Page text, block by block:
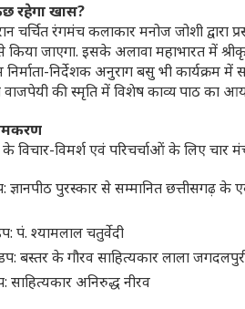
रहेगा खास?
चर्चित रंगमंच कलाकार मनोज जोशी द्वारा
जाएगा. इसके अलावा महाभारत में
निर्माता-निर्देशक अनुराग बसु भी कार्यक्रम में
वाजपेयी की स्मृति में विशेष काव्य पाठ का
के विचार-विमर्श एवं परिचर्चाओं के लिए चार
पुरस्कार से सम्मानित छत्तीसगढ़ के
पं. श्यामलाल चतुर्वेदी
बस्तर के गौरव साहित्यकार लाला
साहित्यकार अनिरुद्ध नीरव